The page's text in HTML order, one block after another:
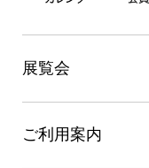
展覧会
ご利用案内